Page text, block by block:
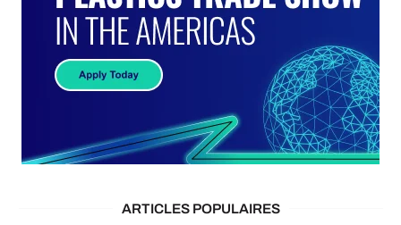
ARTICLES POPULAIRES